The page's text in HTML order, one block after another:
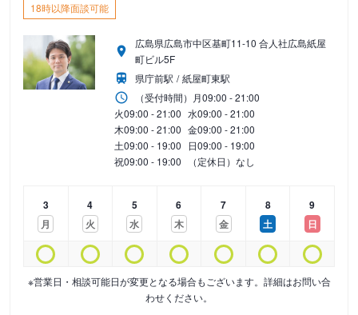
18時以降面談可能
広島県広島市中区基町11-10 合人社広島紙屋
町ビル5F
県庁前駅
紙屋町東駅
（受付時間） 月09:00 - 21:00
火09:00 - 21:00 水09:00 - 21:00
木09:00 - 21:00 金09:00 - 21:00
土09:00 - 19:00 日09:00 - 19:00
祝09:00 - 19:00 （定休日）なし
3
月
4
火
5
水
6
木
7
金
8
土
9
日
※営業日・相談可能日が変更となる場合もございます。詳細はお問い合
わせください。